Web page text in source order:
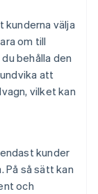
kunderna välja
om till
behålla den
att
vilket kan
kunder
På så sätt kan
och